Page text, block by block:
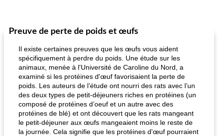
Preuve de perte de poids et œufs
Il existe certaines preuves que les œufs vous aident
spécifiquement à perdre du poids. Une étude sur les
animaux, menée à l'Université de Caroline du Nord, a
examiné si les protéines d'œuf favorisaient la perte de
poids. Les auteurs de l’étude ont nourri des rats avec l’un
des deux types de petit-déjeuners riches en protéines (un
composé de protéines d’oeuf et un autre avec des
protéines de blé) et ont découvert que les rats mangeant
le petit-déjeuner aux œufs mangeaient moins le reste de
la journée. Cela signifie que les protéines d'œuf pourraient